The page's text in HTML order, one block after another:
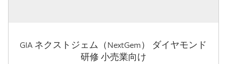
GIA ネクストジェム（NextGem） ダイヤモンド
研修 小売業向け